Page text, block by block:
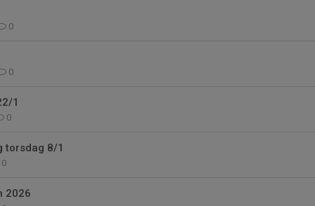
0
0
1
0
torsdag 8/1
0
2026